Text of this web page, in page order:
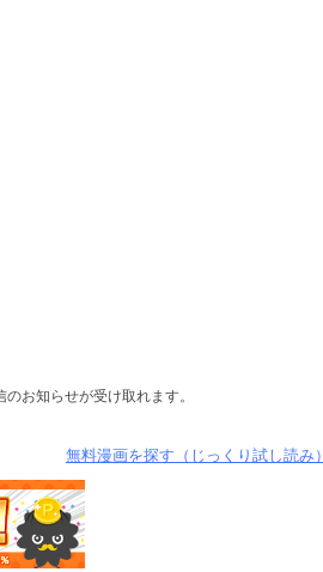
お知らせが受け取れます。
無料漫画を探す（じっくり試し読み）